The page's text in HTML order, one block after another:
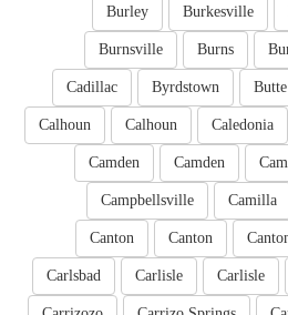
Burkesville
Burley
Burns
Burnsville
Butte
Byrdstown
Cadillac
Caledonia
Calhoun
Calhoun
Camden
Camden
Camilla
Campbellsville
Canton
Canton
Carlisle
Carlisle
Carlsbad